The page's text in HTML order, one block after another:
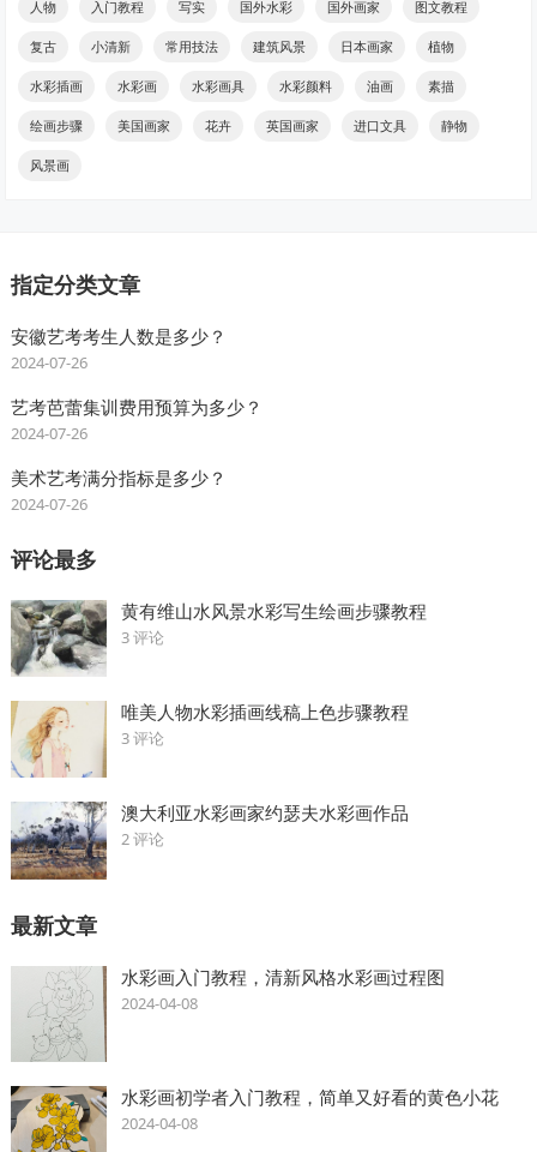
人物 入门教程 写实 国外水彩 国外画家 图文教程
复古 小清新 常用技法 建筑风景 日本画家 植物
水彩插画 水彩画 水彩画具 水彩颜料 油画 素描
绘画步骤 美国画家 花卉 英国画家 进口文具 静物
风景画
指定分类文章
安徽艺考考生人数是多少？
2024-07-26
艺考芭蕾集训费用预算为多少？
2024-07-26
美术艺考满分指标是多少？
2024-07-26
评论最多
黄有维山水风景水彩写生绘画步骤教程
3 评论
唯美人物水彩插画线稿上色步骤教程
3 评论
澳大利亚水彩画家约瑟夫水彩画作品
2 评论
最新文章
水彩画入门教程，清新风格水彩画过程图
2024-04-08
水彩画初学者入门教程，简单又好看的黄色小花
2024-04-08